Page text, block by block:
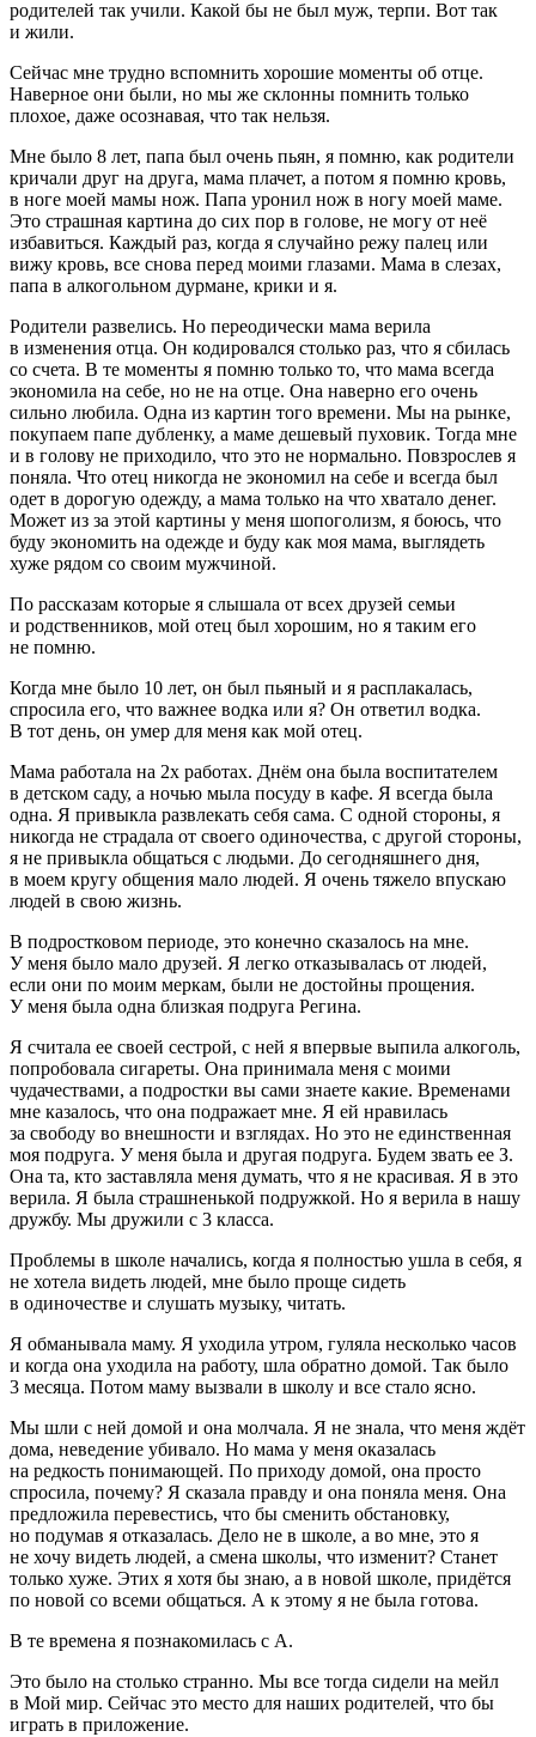
родителей так учили. Какой бы не был муж, терпи. Вот так
и жили.
Сейчас мне трудно вспомнить хорошие моменты об отце.
Наверное они были, но мы же склонны помнить только
плохое, даже осознавая, что так нельзя.
Мне было 8 лет, папа был очень пьян, я помню, как родители
кричали друг на друга, мама плачет, а потом я помню кровь,
в ноге моей мамы нож. Папа уронил нож в ногу моей маме.
Это страшная картина до сих пор в голове, не могу от неё
избавиться. Каждый раз, когда я случайно режу палец или
вижу кровь, все снова перед моими глазами. Мама в слезах,
папа в алкогольном дурмане, крики и я.
Родители развелись. Но переодически мама верила
в изменения отца. Он кодировался столько раз, что я сбилась
со счета. В те моменты я помню только то, что мама всегда
экономила на себе, но не на отце. Она наверно его очень
сильно любила. Одна из картин того времени. Мы на рынке,
покупаем папе дубленку, а маме дешевый пуховик. Тогда мне
и в голову не приходило, что это не нормально. Повзрослев я
поняла. Что отец никогда не экономил на себе и всегда был
одет в дорогую одежду, а мама только на что хватало денег.
Может из за этой картины у меня шопоголизм, я боюсь, что
буду экономить на одежде и буду как моя мама, выглядеть
хуже рядом со своим мужчиной.
По рассказам которые я слышала от всех друзей семьи
и родственников, мой отец был хорошим, но я таким его
не помню.
Когда мне было 10 лет, он был пьяный и я расплакалась,
спросила его, что важнее водка или я? Он ответил водка.
В тот день, он умер для меня как мой отец.
Мама работала на 2х работах. Днём она была воспитателем
в детском саду, а ночью мыла посуду в кафе. Я всегда была
одна. Я привыкла развлекать себя сама. С одной стороны, я
никогда не страдала от своего одиночества, с другой стороны,
я не привыкла общаться с людьми. До сегодняшнего дня,
в моем кругу общения мало людей. Я очень тяжело впускаю
людей в свою жизнь.
В подростковом периоде, это конечно сказалось на мне.
У меня было мало друзей. Я легко отказывалась от людей,
если они по моим меркам, были не достойны прощения.
У меня была одна близкая подруга Регина.
Я считала ее своей сестрой, с ней я впервые выпила алкоголь,
попробовала сигареты. Она принимала меня с моими
чудачествами, а подростки вы сами знаете какие. Временами
мне казалось, что она подражает мне. Я ей нравилась
за свободу во внешности и взглядах. Но это не единственная
моя подруга. У меня была и другая подруга. Будем звать ее З.
Она та, кто заставляла меня думать, что я не красивая. Я в это
верила. Я была страшненькой подружкой. Но я верила в нашу
дружбу. Мы дружили с 3 класса.
Проблемы в школе начались, когда я полностью ушла в себя, я
не хотела видеть людей, мне было проще сидеть
в одиночестве и слушать музыку, читать.
Я обманывала маму. Я уходила утром, гуляла несколько часов
и когда она уходила на работу, шла обратно домой. Так было
3 месяца. Потом маму вызвали в школу и все стало ясно.
Мы шли с ней домой и она молчала. Я не знала, что меня ждёт
дома, неведение убивало. Но мама у меня оказалась
на редкость понимающей. По приходу домой, она просто
спросила, почему? Я сказала правду и она поняла меня. Она
предложила перевестись, что бы сменить обстановку,
но подумав я отказалась. Дело не в школе, а во мне, это я
не хочу видеть людей, а смена школы, что изменит? Станет
только хуже. Этих я хотя бы знаю, а в новой школе, придётся
по новой со всеми общаться. А к этому я не была готова.
В те времена я познакомилась с А.
Это было на столько странно. Мы все тогда сидели на мейл
в Мой мир. Сейчас это место для наших родителей, что бы
играть в приложение.